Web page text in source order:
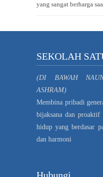
yang sangat berharga
SEKOLAH
(DI BAWAH
ASHRAM)
Membina pribadi
bijaksana dan
hidup yang berdasar
dan harmoni